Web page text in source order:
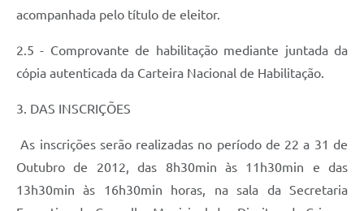
acompanhada pelo título de eleitor.
2.5 - Comprovante de habilitação mediante juntada da
cópia autenticada da Carteira Nacional de Habilitação.
3. DAS INSCRIÇÕES
As inscrições serão realizadas no período de 22 a 31 de
Outubro de 2012, das 8h30min às 11h30min e das
13h30min às 16h30min horas, na sala da Secretaria